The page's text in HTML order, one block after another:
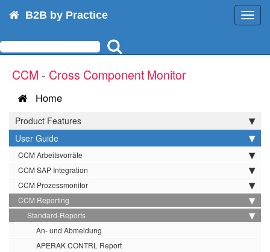
B2B by Practice
CCM - Cross Component Monitor
Home
Product Features
User Guide
CCM Arbeitsvorräte
CCM SAP Integration
CCM Prozessmonitor
CCM Reporting
Standard-Reports
An- und Abmeldung
APERAK CONTRL Report